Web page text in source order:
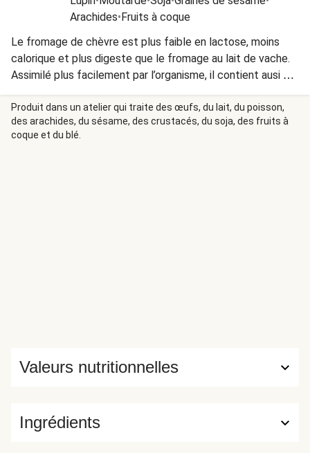
Arachides•Fruits à coque
Le fromage de chèvre est plus faible en lactose, moins
calorique et plus digeste que le fromage au lait de vache.
Assimilé plus facilement par l’organisme, il contient ausi 2
fois plus de minéraux que ce dernier.
Produit dans un atelier qui traite des œufs, du lait, du poisson,
des arachides, du sésame, des crustacés, du soja, des fruits à
coque et du blé.
Ingrédients
Valeurs nutritionnelles